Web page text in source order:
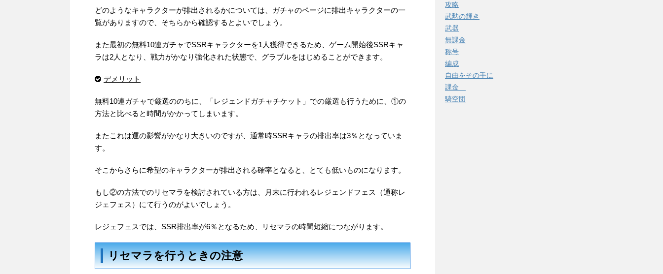
どのようなキャラクターが排出されるかについては、ガチャのページに排出キャラクターの一
覧がありますので、そちらから確認するとよいでしょう。
また最初の無料10連ガチャでSSRキャラクターを1人獲得できるため、ゲーム開始後SSRキャ
ラは2人となり、戦力がかなり強化された状態で、グラブルをはじめることができます。
デメリット
無料10連ガチャで厳選ののちに、「レジェンドガチャチケット」での厳選も行うために、①の
方法と比べると時間がかかってしまいます。
またこれは運の影響がかなり大きいのですが、通常時SSRキャラの排出率は3％となっていま
す。
そこからさらに希望のキャラクターが排出される確率となると、とても低いものになります。
もし②の方法でのリセマラを検討されている方は、月末に行われるレジェンドフェス（通称レ
ジェフェス）にて行うのがよいでしょう。
レジェフェスでは、SSR排出率が6％となるため、リセマラの時間短縮につながります。
リセマラを行うときの注意
攻略
武勲の輝き
武器
無課金
称号
編成
自由をその手に
課金
騎空団